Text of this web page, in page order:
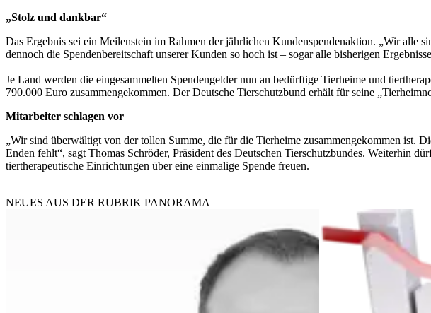
„Stolz und dankbar“
Das Ergebnis sei ein Meilenstein im Rahmen der jährlichen Kundenspendenaktion. „Wir alle
dennoch die Spendenbereitschaft unserer Kunden so hoch ist – sogar alle bisherigen
Je Land werden die eingesammelten Spendengelder nun an bedürftige Tierheime und
790.000 Euro zusammengekommen. Der Deutsche Tierschutzbund erhält für seine
Mitarbeiter schlagen vor
„Wir sind überwältigt von der tollen Summe, die für die Tierheime zusammengekommen ist.
Enden fehlt“, sagt Thomas Schröder, Präsident des Deutschen Tierschutzbundes. Weiterhin
tiertherapeutische Einrichtungen über eine einmalige Spende freuen.
NEUES AUS DER RUBRIK PANORAMA